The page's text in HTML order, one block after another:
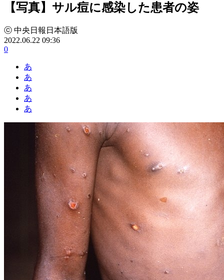
【写真】サル痘に感染した患者の姿
ⓒ 中央日報日本語版
2022.06.22 09:36
0
あ
あ
あ
あ
あ